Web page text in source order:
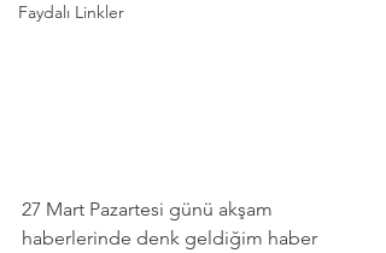
Faydalı Linkler
27 Mart Pazartesi günü akşam
haberlerinde denk geldiğim haber